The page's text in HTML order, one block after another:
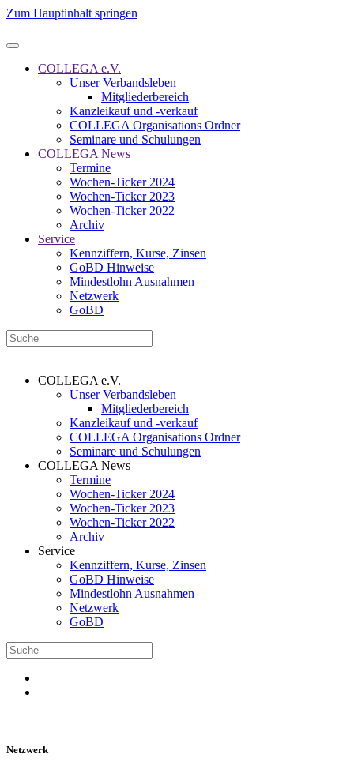
Zum Hauptinhalt springen
COLLEGA e.V.
Unser Verbandsleben
Mitgliederbereich
Kanzleikauf und -verkauf
COLLEGA Organisations Ordner
Seminare und Schulungen
COLLEGA News
Termine
Wochen-Ticker 2024
Wochen-Ticker 2023
Wochen-Ticker 2022
Archiv
Service
Kennziffern, Kurse, Zinsen
GoBD Hinweise
Mindestlohn Ausnahmen
Netzwerk
GoBD
COLLEGA e.V.
Unser Verbandsleben
Mitgliederbereich
Kanzleikauf und -verkauf
COLLEGA Organisations Ordner
Seminare und Schulungen
COLLEGA News
Termine
Wochen-Ticker 2024
Wochen-Ticker 2023
Wochen-Ticker 2022
Archiv
Service
Kennziffern, Kurse, Zinsen
GoBD Hinweise
Mindestlohn Ausnahmen
Netzwerk
GoBD
Netzwerk